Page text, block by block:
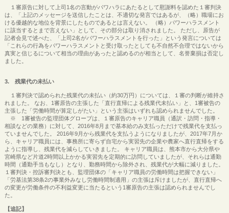
１審原告に対して上司1名の言動がパワハラにあたるとして慰謝料を認めた１審判決
は、「上記のメッセージを送信したことは、不適切な発言ではあるが、（略）職場にお
ける優越的な地位を背景にしたものであるとは言えない。 （略）パワーハラスメント
に該当するとまで言えない」として、その部分は取り消されました。 ただし、原告が
記者会見で述べた、「上司2名がパワーハラスメントを行った」という発言については
「これらの行為をパワーハラスメントと受け取ったとしても不自然不合理ではないから
真実と信じるについて相当の理由があったと認めるのが相当として、名誉棄損は否定し
ました。
3. 残業代の未払い
１審判決で認められた残業代の未払い（約30万円）については、１審の判断が維持さ
れました。 なお、1審原告の主張した「直行直帰による残業代未払い」と、1審被告の
主張した「労働時間が算定しがたい」という主張はいずれも認められませんでした。
※ 1審被告の監理団体グローブは、１審原告のキャリア職員（通訳・訪問・指導・
相談などの業務）に対して、2016年8月まで基本給のみ支払っただけで残業代を支払っ
ていませんでした。 2016年9月から残業代を支払うようになりましたが、2017年7月か
ら、キャリア職員には、事務所に寄らず自宅から実習先の企業や農家へ直行直帰をする
ように指導し、残業代を減らしていきました。 キャリア職員は、熊本市から大分県や
宮崎県など片道2時間以上かかる実習先を定期的に訪問していましたが、それらは通勤
時間（通勤手当もなし）となり、勤務時間から除外され、残業代が大幅に減りました。
１審判決・控訴審判決とも、監理団体の「キャリア職員の労働時間は把握できない」
「労基法第38条2の事業外みなし労働時間制適用」の主張は斥けましたが、直行直帰へ
の変更が労働条件の不利益変更に当たるという1審原告の主張は認められませんでし
た。
【追記】